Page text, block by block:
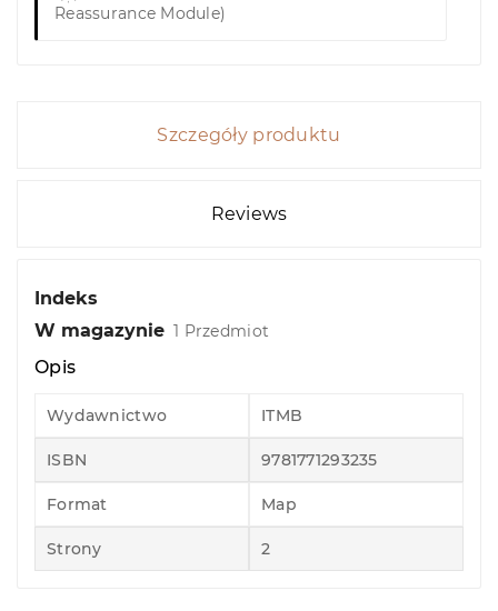
Reassurance Module)
Szczegóły produktu
Reviews
Indeks
W magazynie 1 Przedmiot
Opis
Wydawnictwo ITMB
ISBN 9781771293235
Format Map
Strony 2